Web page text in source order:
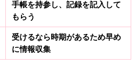
手帳を持参し、記録を記入して
もらう
受けるなら時期があるため早め
に情報収集